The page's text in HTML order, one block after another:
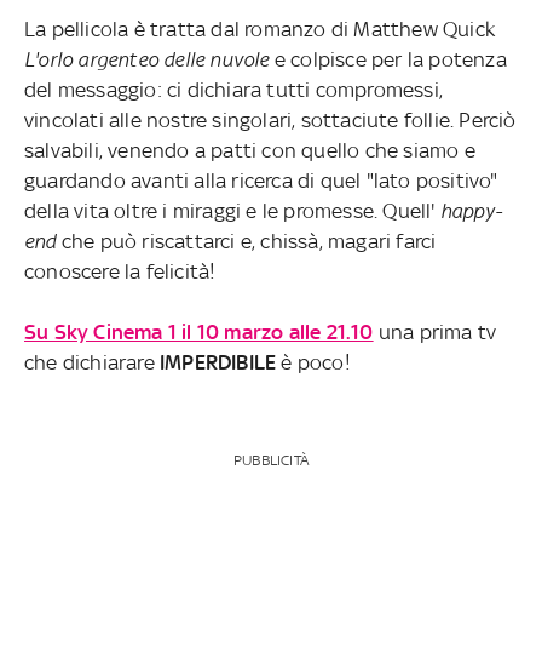
La pellicola è tratta dal romanzo di Matthew Quick
L'orlo argenteo delle nuvolee colpisce per la potenza
del messaggio: ci dichiara tutti compromessi,
vincolati alle nostre singolari, sottaciute follie. Perciò
salvabili, venendo a patti con quello che siamo e
guardando avanti alla ricerca di quel "lato positivo"
della vita oltre i miraggi e le promesse. Quell' happy-
endche può riscattarci e, chissà, magari farci
conoscere la felicità!
Su Sky Cinema 1 il 10 marzo alle 21.10 una prima tv
che dichiarare IMPERDIBILE è poco!
PUBBLICITÀ